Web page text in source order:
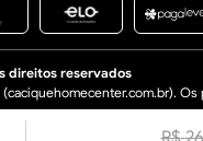
direitos reservados
Os